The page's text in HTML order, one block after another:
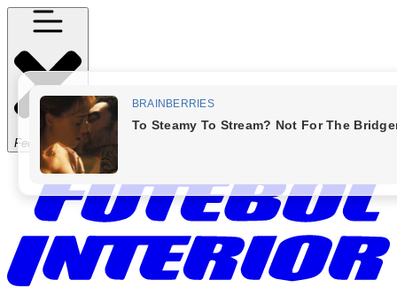
Fechar Menu